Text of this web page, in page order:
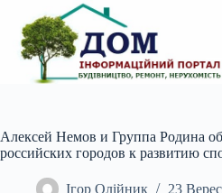
вмісту
Алексей Немов и Группа Родина
российских городов к развитию
Ігор Олійник
23